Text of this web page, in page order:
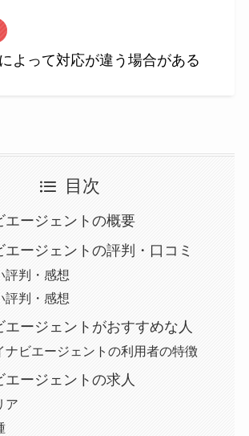
よって対応が違う場合がある
目次
エージェントの概要
エージェントの評判・口コミ
評判・感想
評判・感想
エージェントがおすすめな人
ナビエージェントの利用者の特徴
エージェントの求人
ア